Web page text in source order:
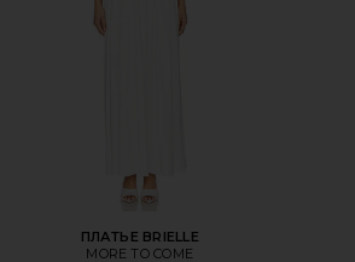
ПЛАТЬЕ BRIELLE
MORE TO COME